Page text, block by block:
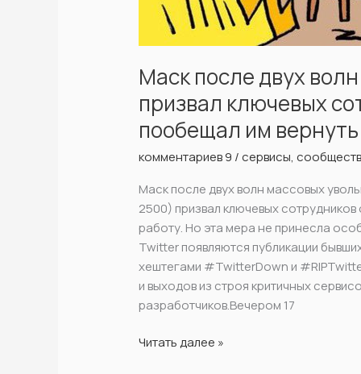
Маск после двух
призвал ключевых
пообещал им
комментариев 9 /сервисы,
Маск после двух волн массовых
2500) призвал ключевых
работу. Но эта мера не принесла
Twitter появляются публикации
хештегами #TwitterDown и
и выходов из строя критичных
разработчиков.Вечером 17
Читать далее »